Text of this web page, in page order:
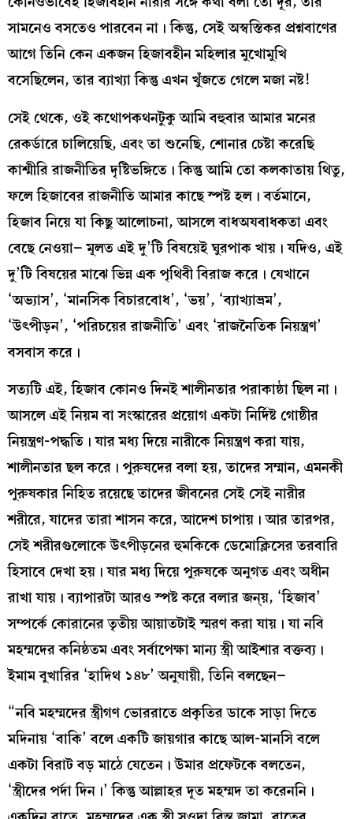
সামনেও বসতেও পারবেন না। কিন্তু, সেই অস্বস্তিকর প্রশ্নবাণের
আগে তিনি কেন একজন হিজাবহীন মহিলার মুখোমুখি
বসেছিলেন, তার ব্যাখ্যা কিন্তু এখন খুঁজতে গেলে মজা নষ্ট!
সেই থেকে, ওই কথোপকথনটুকু আমি বহুবার আমার মনের
রেকর্ডারে চালিয়েছি, এবং তা শুনেছি, শোনার চেষ্টা করেছি
কাশ্মীরি রাজনীতির দৃষ্টিভঙ্গিতে। কিন্তু আমি তো কলকাতায় থিতু,
ফলে হিজাবের রাজনীতি আমার কাছে স্পষ্ট হল। বর্তমানে,
হিজাব নিয়ে যা কিছু আলোচনা, আসলে বাধঅযবাধকতা এবং
বেছে নেওয়া– মূলত এই দু’টি বিষয়েই ঘুরপাক খায়। যদিও, এই
দু’টি বিষয়ের মাঝে ভিন্ন এক পৃথিবী বিরাজ করে। যেখানে
‘অভ্যাস’, ‘মানসিক বিচারবোধ’, ‘ভয়’, ‘ব্যাখ্যাভ্রম’,
‘উৎপীড়ন’, ‘পরিচয়ের রাজনীতি’ এবং ‘রাজনৈতিক নিয়ন্ত্রণ’
বসবাস করে।
সত্যটি এই, হিজাব কোনও দিনই শালীনতার পরাকাষ্ঠা ছিল না।
আসলে এই নিয়ম বা সংস্কারের প্রয়োগ একটা নির্দিষ্ট গোষ্ঠীর
নিয়ন্ত্রণ-পদ্ধতি। যার মধ্য দিয়ে নারীকে নিয়ন্ত্রণ করা যায়,
শালীনতার ছল করে। পুরুষদের বলা হয়, তাদের সম্মান, এমনকী
পুরুষকার নিহিত রয়েছে তাদের জীবনের সেই সেই নারীর
শরীরে, যাদের তারা শাসন করে, আদেশ চাপায়। আর তারপর,
সেই শরীরগুলোকে উৎপীড়নের হুমকিকে ডেমোক্লিসের তরবারি
হিসাবে দেখা হয়। যার মধ্য দিয়ে পুরুষকে অনুগত এবং অধীন
রাখা যায়। ব্যাপারটা আরও স্পষ্ট করে বলার জন্য়, ‘হিজাব’
সম্পর্কে কোরানের তৃতীয় আয়াতটাই স্মরণ করা যায়। যা নবি
মহম্মদের কনিষ্ঠতম এবং সর্বাপেক্ষা মান্য স্ত্রী আইশার বক্তব্য।
ইমাম বুখারির ‘হাদিথ ১৪৮’ অনুযায়ী, তিনি বলছেন–
“নবি মহম্মদের স্ত্রীগণ ভোররাতে প্রকৃতির ডাকে সাড়া দিতে
মদিনায় ‘বাকি’ বলে একটি জায়গার কাছে আল-মানসি বলে
একটা বিরাট বড় মাঠে যেতেন। উমার প্রফেটকে বলতেন,
‘স্ত্রীদের পর্দা দিন।’ কিন্তু আল্লাহর দূত মহম্মদ তা করেননি।